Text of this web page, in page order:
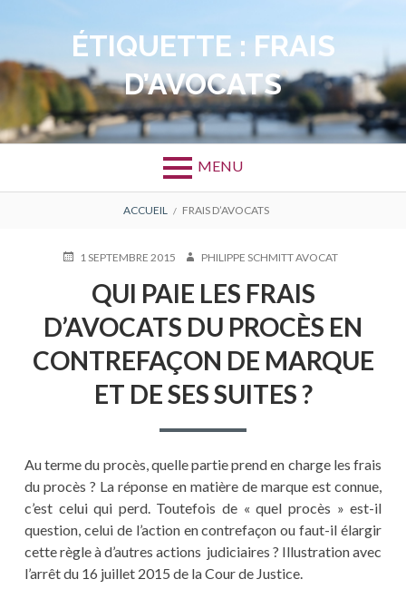
ÉTIQUETTE : FRAIS
D’AVOCATS
MENU
D'ARIANE
ACCUEIL FRAIS D’AVOCATS
PUBLIÉ1 SEPTEMBRE 2015 AUTEURPHILIPPE SCHMITT AVOCAT
QUI PAIE LES FRAIS
D’AVOCATS DU PROCÈS EN
CONTREFAÇON DE MARQUE
ET DE SES SUITES ?
Au terme du procès, quelle partie prend en charge les frais
du procès ? La réponse en matière de marque est connue,
c’est celui qui perd. Toutefois de « quel procès » est-il
question, celui de l’action en contrefaçon ou faut-il élargir
cette règle à d’autres actions judiciaires ? Illustration avec
l’arrêt du 16 juillet 2015 de la Cour de Justice.